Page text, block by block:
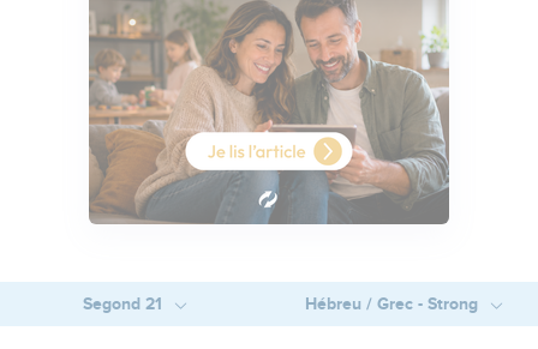
Segond 21 Hébreu / Grec - Strong